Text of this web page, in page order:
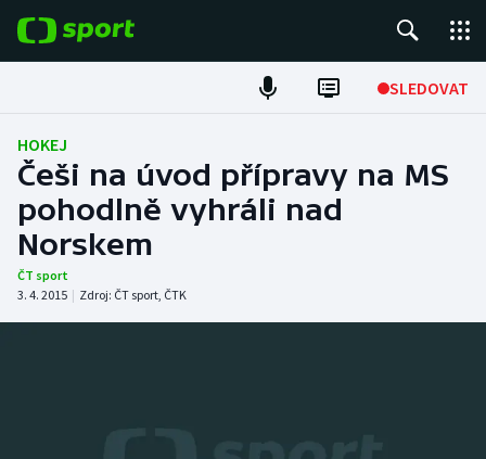
SLEDOVAT
Fotbal
Hokej
Tenis
Atletika
HOKEJ
Češi na úvod přípravy na MS
pohodlně vyhráli nad
Norskem
ČT sport
3. 4. 2015 | Zdroj: ČT sport, ČTK